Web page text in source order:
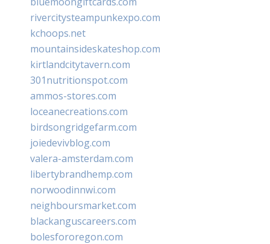
rivercitysteampunkexpo.com
kchoops.net
mountainsideskateshop.com
kirtlandcitytavern.com
301nutritionspot.com
ammos-stores.com
loceanecreations.com
birdsongridgefarm.com
joiedevivblog.com
valera-amsterdam.com
libertybrandhemp.com
norwoodinnwi.com
neighboursmarket.com
blackanguscareers.com
bolesfororegon.com